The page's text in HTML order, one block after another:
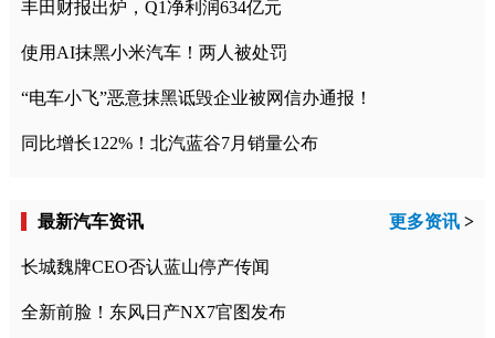
丰田财报出炉，Q1净利润634亿元
使用AI抹黑小米汽车！两人被处罚
“电车小飞”恶意抹黑诋毁企业被网信办通报！
同比增长122%！北汽蓝谷7月销量公布
最新汽车资讯 更多资讯 >
长城魏牌CEO否认蓝山停产传闻
全新前脸！东风日产NX7官图发布